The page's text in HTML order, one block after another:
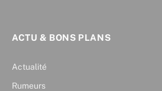
ACTU & BONS PLANS
Actualité
Rumeurs